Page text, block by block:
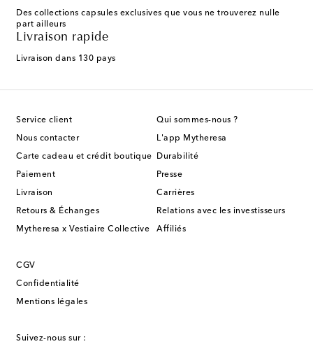
Des collections capsules exclusives que vous ne trouverez nulle
part ailleurs
Livraison rapide
Livraison dans 130 pays
Service client
Nous contacter
Carte cadeau et crédit boutique
Paiement
Livraison
Retours & Échanges
Mytheresa x Vestiaire Collective
Qui sommes-nous ?
L'app Mytheresa
Durabilité
Presse
Carrières
Relations avec les investisseurs
Affiliés
CGV
Confidentialité
Mentions légales
Suivez-nous sur :